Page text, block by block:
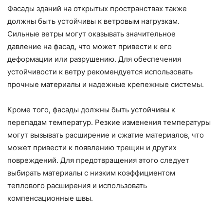
Фасады зданий на открытых пространствах также
должны быть устойчивы к ветровым нагрузкам.
Сильные ветры могут оказывать значительное
давление на фасад, что может привести к его
деформации или разрушению. Для обеспечения
устойчивости к ветру рекомендуется использовать
прочные материалы и надежные крепежные системы.
Кроме того, фасады должны быть устойчивы к
перепадам температур. Резкие изменения температуры
могут вызывать расширение и сжатие материалов, что
может привести к появлению трещин и других
повреждений. Для предотвращения этого следует
выбирать материалы с низким коэффициентом
теплового расширения и использовать
компенсационные швы.